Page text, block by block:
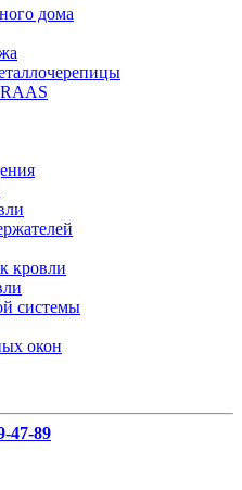
дома
кровли
системы
окон
47-89